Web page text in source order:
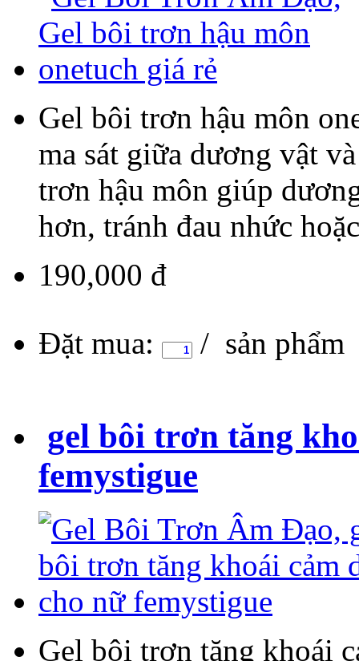
Gel bôi trơn hậu môn
ma sát giữa dương vật
trơn hậu môn giúp
hơn, tránh đau nhức
190,000 đ
Đặt mua:
/ sản phẩm
gel bôi trơn tăng
femystigue
Gel bôi trơn tăng khoái